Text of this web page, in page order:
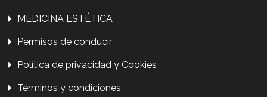
MEDICINA ESTÉTICA
Permisos de conducir
Política de privacidad y Cookies
Términos y condiciones